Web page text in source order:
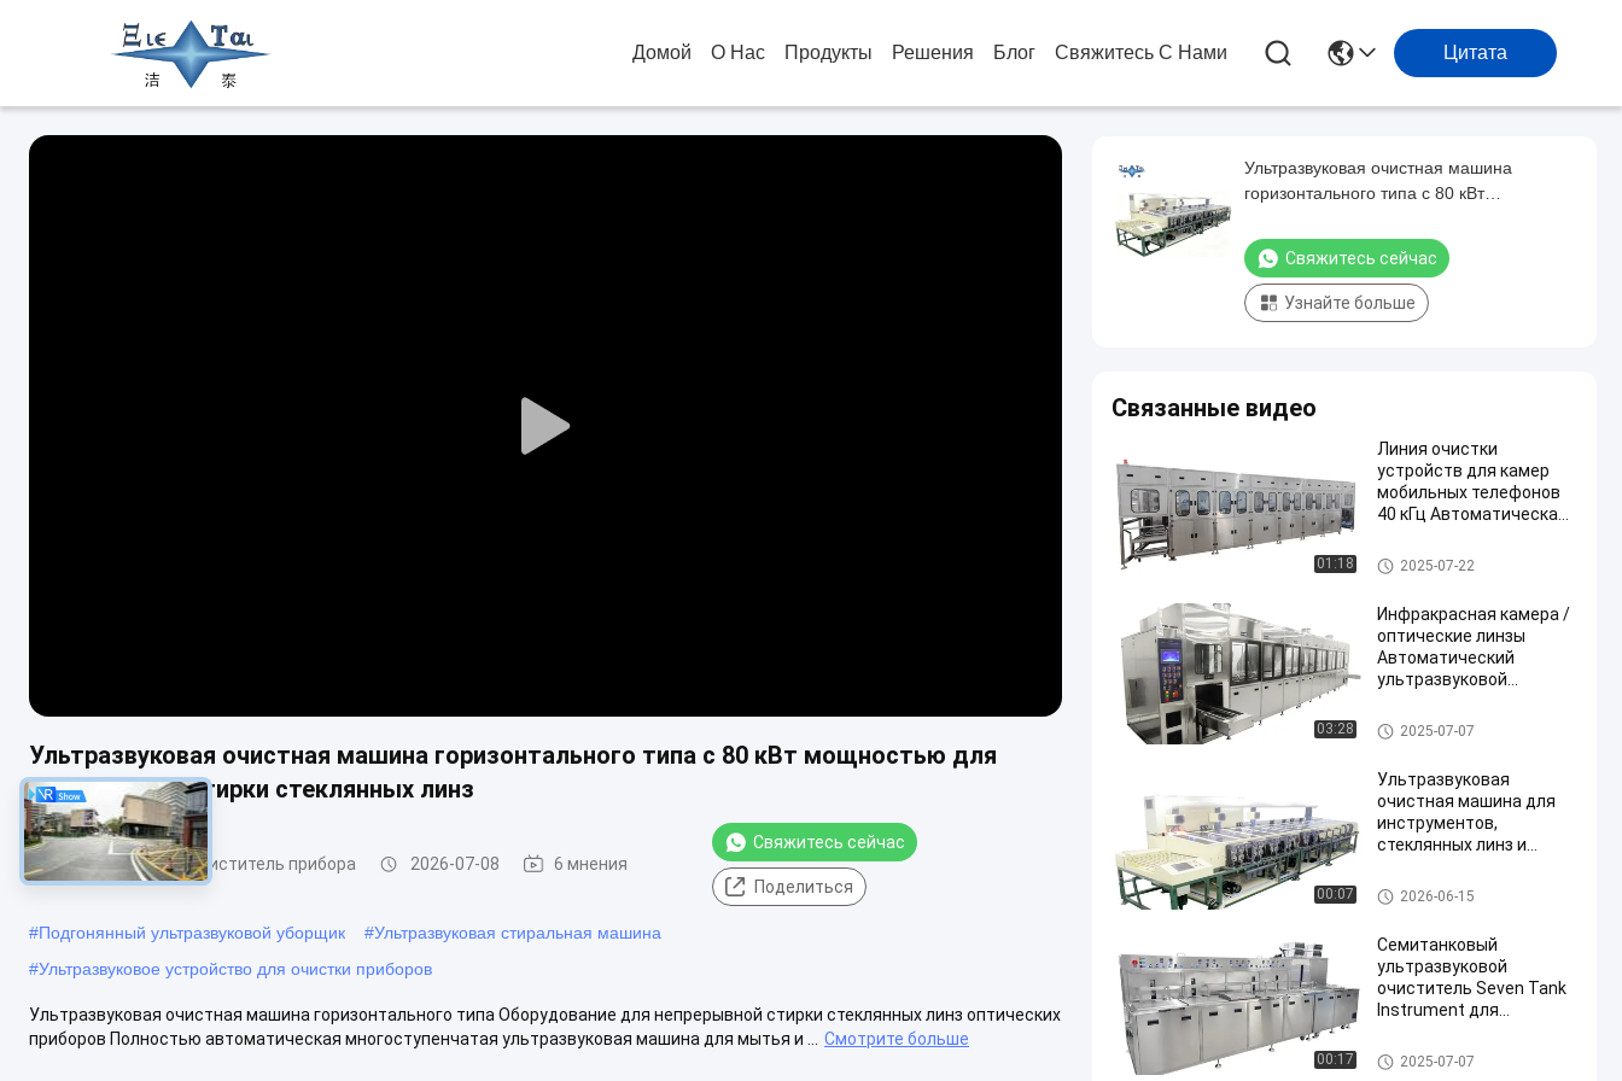
Домой О Нас Продукты Решения Блог Свяжитесь С Нами Цитата
Play
Ультразвуковая очистная машина горизонтального типа с 80 кВт мощностью для
непрерывной стирки стеклянных линз
Ультразвуковой очиститель прибора 2026-07-08 6 мнения
Свяжитесь сейчас
Поделиться
#Подгонянный ультразвуковой уборщик #Ультразвуковая стиральная машина
#Ультразвуковое устройство для очистки приборов
Ультразвуковая очистная машина горизонтального типа Оборудование для непрерывной стирки стеклянных линз оптических
приборов Полностью автоматическая многоступенчатая ультразвуковая машина для мытья и ...
Смотрите больше
Ультразвуковая очистная машина
горизонтального типа с 80 кВт
стеклянных линз
Свяжитесь сейчас
Узнайте больше
Связанные видео
01:18
Линия очистки
устройств для камер
мобильных телефонов
40 кГц Автоматическая
очистная машина 100
кВт
Ультразвуковой очиститель
прибора
2025-07-22
03:28
Инфракрасная камера /
оптические линзы
Автоматический
ультразвуковой
Профессиональные
ультразвуковые
Ультразвуковой очиститель
прибора
2025-07-07
00:07
Ультразвуковая
очистная машина для
инструментов,
стеклянных линз и
непрерывной
ультразвуковой стирки
Ультразвуковой очиститель
прибора
2026-06-15
00:17
Семитанковый
ультразвуковой
очиститель Seven Tank
Instrument для
большой
Ультразвуковой очиститель
прибора
2025-07-07